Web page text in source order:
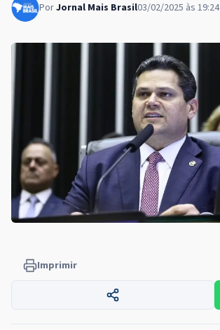
PorJornal Mais Brasil03/02/2025 às 19:24
Imprimir